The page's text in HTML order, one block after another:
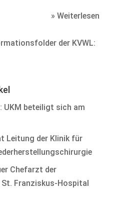
» Weiterlesen
der KVWL:
UKM beteiligt sich am
Leitung der Klinik für
Chefarzt der
Franziskus-Hospital